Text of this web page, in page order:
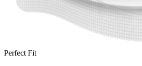
Perfect Fit